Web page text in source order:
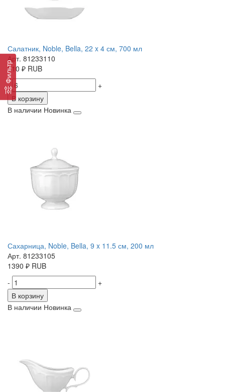
Фильтр
Салатник, Noble, Bella, 22 x 4 см, 700 мл
Арт. 81233110
810 ₽ RUB
-
+
В корзину
В наличии Новинка
Сахарница, Noble, Bella, 9 x 11.5 см, 200 мл
Арт. 81233105
1390 ₽ RUB
-
+
В корзину
В наличии Новинка